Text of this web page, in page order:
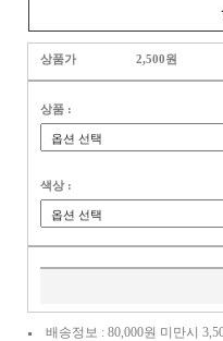
상품가 2,500원
상품 :
색상 :
배송정보 : 80,000원 미만시